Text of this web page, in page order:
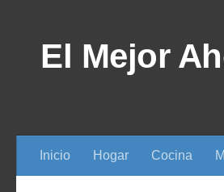
El Mejor
Inicio Hogar Cocina